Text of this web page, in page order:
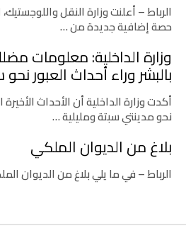
الرباط – أعلنت وزارة النقل
حصة إضافية جديدة من …
وزارة الداخلية: معلومات
بالبشر وراء أحداث العبور
أكدت وزارة الداخلية أن الأحداث
نحو مدينتي سبتة ومليلية …
بلاغ من الديوان الملكي
الرباط – في ما يلي بلاغ من الديوان